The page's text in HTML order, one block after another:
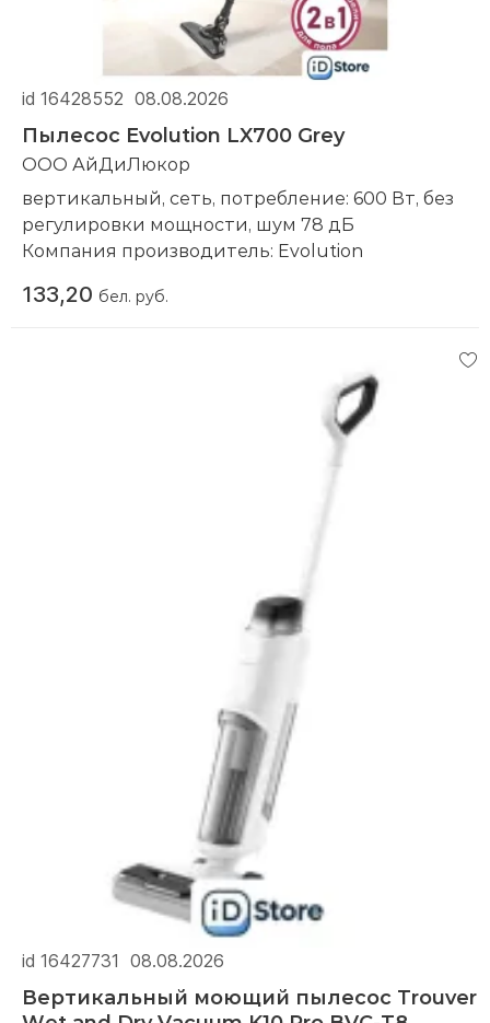
id 16428552 08.08.2026
Пылесос Evolution LX700 Grey
ООО АйДиЛюкор
вертикальный, сеть, потребление: 600 Вт, без
регулировки мощности, шум 78 дБ
Компания производитель: Evolution
133,20 бел. руб.
id 16427731 08.08.2026
Вертикальный моющий пылесос Trouver